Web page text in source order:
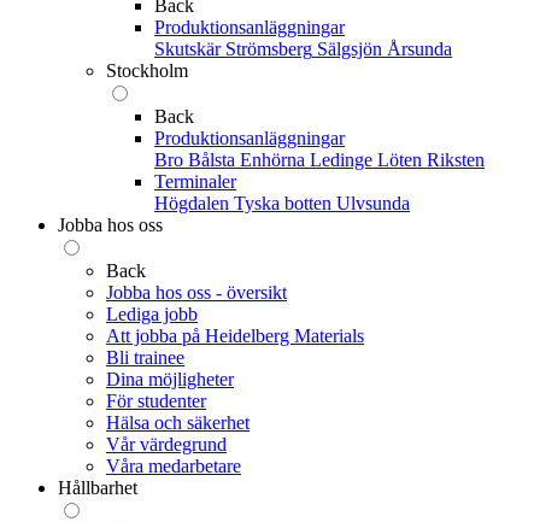
Back
Produktionsanläggningar
Skutskär Strömsberg Sälgsjön Årsunda
Stockholm
Back
Produktionsanläggningar
Bro Bålsta Enhörna Ledinge Löten Riksten
Terminaler
Högdalen Tyska botten Ulvsunda
Jobba hos oss
Back
Jobba hos oss - översikt
Lediga jobb
Att jobba på Heidelberg Materials
Bli trainee
Dina möjligheter
För studenter
Hälsa och säkerhet
Vår värdegrund
Våra medarbetare
Hållbarhet